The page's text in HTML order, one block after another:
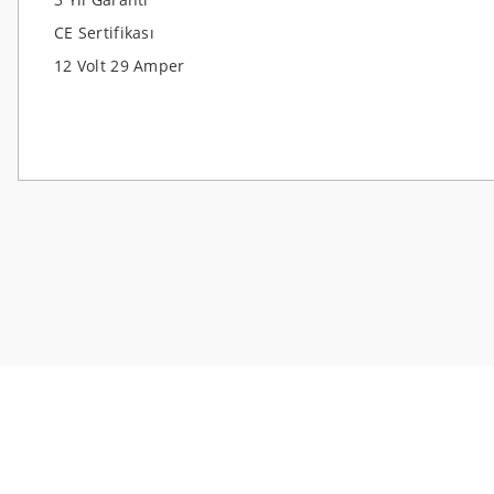
CE Sertifikası
12 Volt 29 Amper
Görüş ve önerileriniz için teşekkür ederiz.